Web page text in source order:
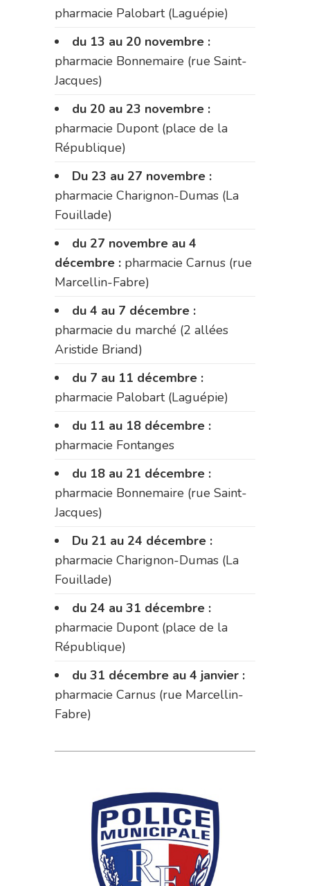
pharmacie Palobart (Laguépie)
du 13 au 20 novembre :
pharmacie Bonnemaire (rue Saint-
Jacques)
du 20 au 23 novembre :
pharmacie Dupont (place de la
République)
Du 23 au 27 novembre :
pharmacie Charignon-Dumas (La
Fouillade)
du 27 novembre au 4
décembre : pharmacie Carnus (rue
Marcellin-Fabre)
du 4 au 7 décembre :
pharmacie du marché (2 allées
Aristide Briand)
du 7 au 11 décembre :
pharmacie Palobart (Laguépie)
du 11 au 18 décembre :
pharmacie Fontanges
du 18 au 21 décembre :
pharmacie Bonnemaire (rue Saint-
Jacques)
Du 21 au 24 décembre :
pharmacie Charignon-Dumas (La
Fouillade)
du 24 au 31 décembre :
pharmacie Dupont (place de la
République)
du 31 décembre au 4 janvier :
pharmacie Carnus (rue Marcellin-
Fabre)